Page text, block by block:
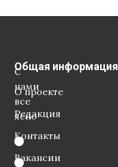
С
нами
все
ясно
Общая информация
О проекте
Редакция
Контакты
Вакансии